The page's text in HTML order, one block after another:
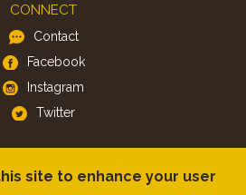
CONNECT
Contact
Facebook
Instagram
Twitter
site to enhance your user